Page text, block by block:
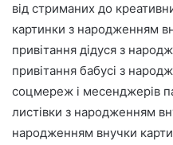
від стриманих до
картинки з народженням
привітання дідуся з
привітання бабусі з
соцмереж і месенджерів
листівки з народженням
народженням внучки